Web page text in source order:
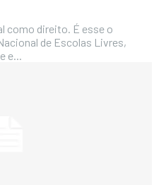
como direito. É esse o
de Escolas Livres,
e...